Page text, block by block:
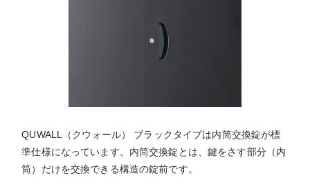
QUWALL（クウォール） ブラックタイプは内筒交換錠が標
準仕様になっています。内筒交換錠とは、鍵をさす部分（内
筒）だけを交換できる構造の錠前です。